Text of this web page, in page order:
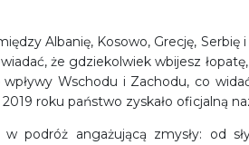
Albanię, Kosowo, Grecję,
że gdziekolwiek wbijesz
wpływy Wschodu i Zachodu, co
roku państwo zyskało oficjalną
podróż angażującą zmysły: od